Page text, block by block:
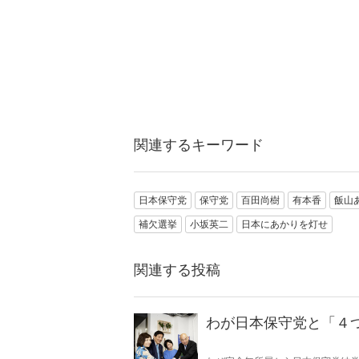
関連するキーワード
日本保守党 保守党 百田尚樹 有本香 飯山
補欠選挙 小坂英二 日本にあかりを灯せ
関連する投稿
わが日本保守党と「４